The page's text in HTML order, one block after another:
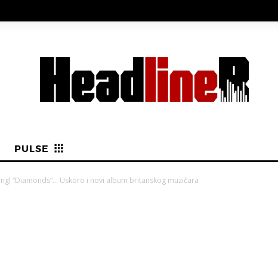
PULSE
“Diamonds”… Uskoro i novi album britanskog muzičara